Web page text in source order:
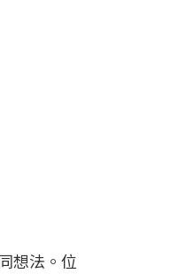
想法。位